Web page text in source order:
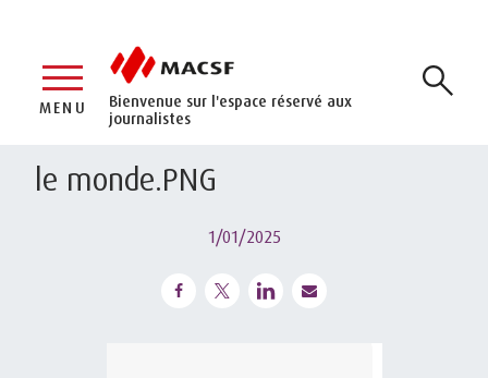
Bienvenue sur l'espace réservé aux
journalistes
MENU
le monde.PNG
1/01/2025